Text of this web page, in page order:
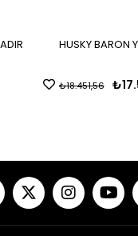
YESIL 4 KISILIK CADIR
₺17.528,98